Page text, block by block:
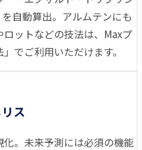
自動算出。アルムテンにも
ットなどの技法は、Maxプ
でご利用いただけます。
ス
。未来予測には必須の機能